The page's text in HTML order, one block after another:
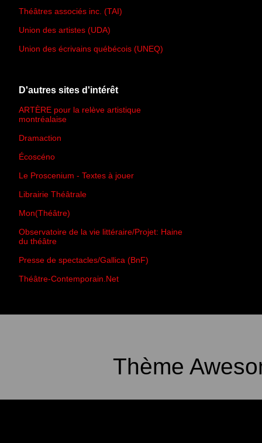
Théâtres associés inc. (TAI)
Union des artistes (UDA)
Union des écrivains québécois (UNEQ)
D'autres sites d'intérêt
ARTÈRE pour la relève artistique
montréalaise
Dramaction
Écoscéno
Le Proscenium - Textes à jouer
Librairie Théâtrale
Mon(Théâtre)
Observatoire de la vie littéraire/Projet: Haine
du théâtre
Presse de spectacles/Gallica (BnF)
Théâtre-Contemporain.Net
Thème